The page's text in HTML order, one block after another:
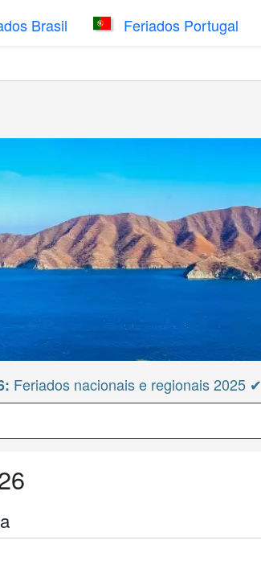
Brasil
Feriados Portugal
Feriados nacionais e regionais 2025